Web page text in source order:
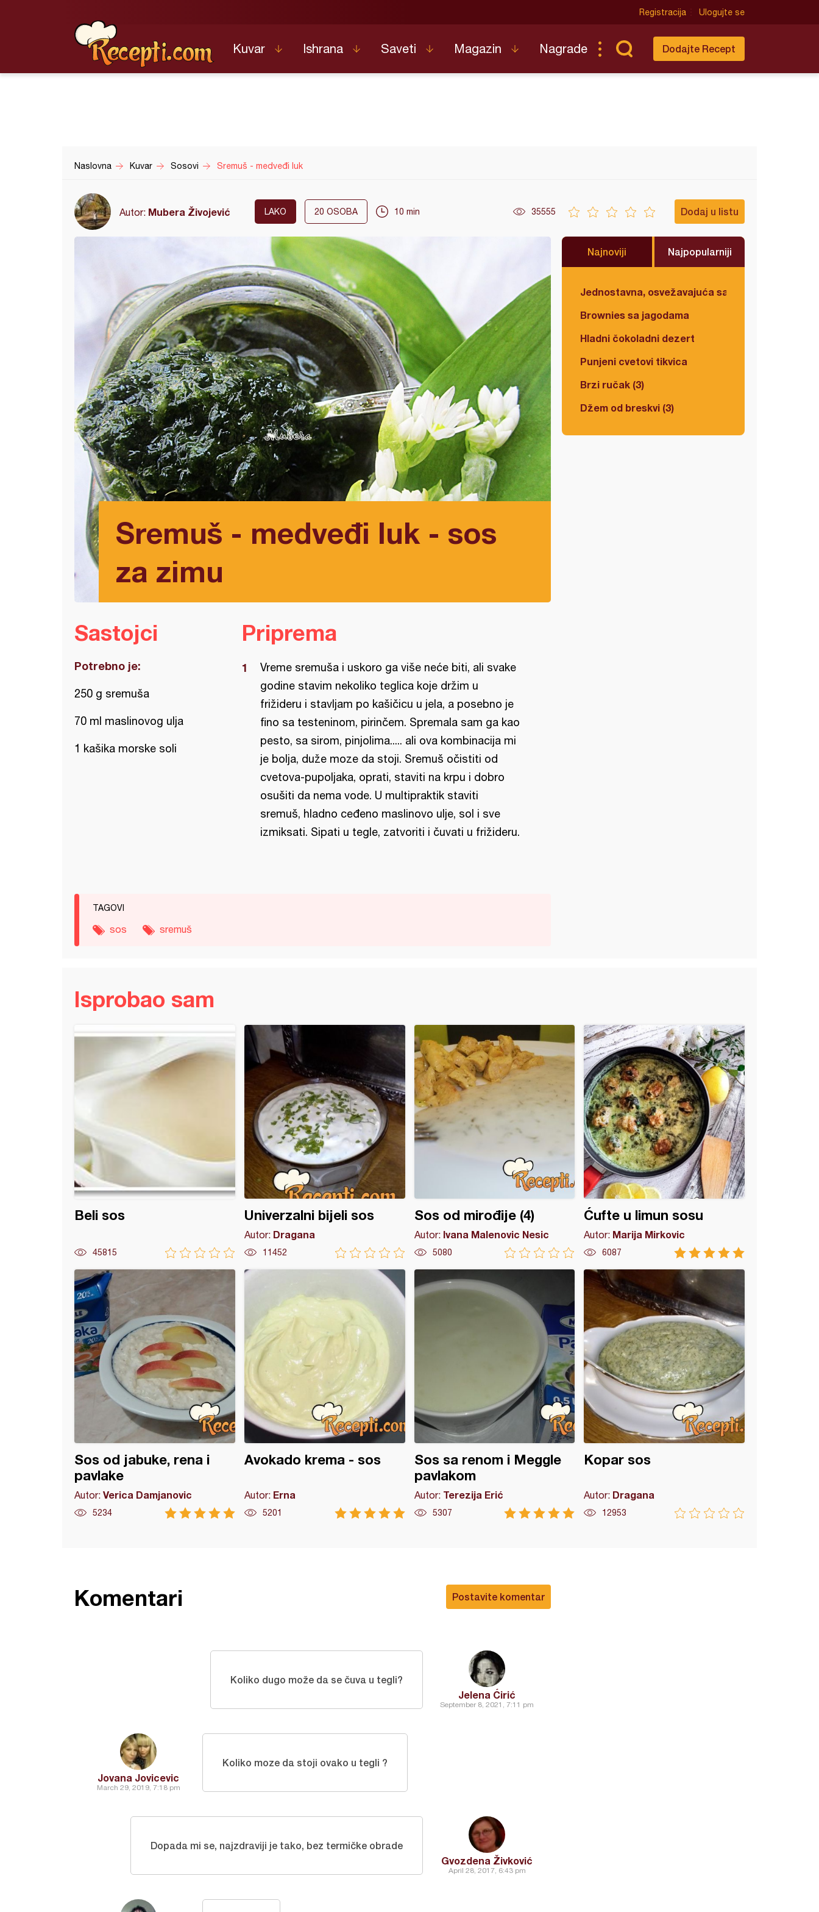
Registracija Ulogujte se
Kuvar Ishrana Saveti Magazin Nagrade Dodajte Recept
Naslovna Kuvar Sosovi Sremuš - medveđi luk
Autor: Mubera Živojević LAKO 20 OSOBA 10 min 35555 Dodaj u listu
Sremuš - medveđi luk - sos
za zimu
Najnoviji Najpopularniji
Jednostavna, osvežavajuća salata
Brownies sa jagodama
Hladni čokoladni dezert
Punjeni cvetovi tikvica
Brzi ručak (3)
Džem od breskvi (3)
Sastojci
Potrebno je:
250 g sremuša
70 ml maslinovog ulja
1 kašika morske soli
Priprema
Vreme sremuša i uskoro ga više neće biti, ali svake
godine stavim nekoliko teglica koje držim u
frižideru i stavljam po kašičicu u jela, a posebno je
fino sa testeninom, pirinčem. Spremala sam ga kao
pesto, sa sirom, pinjolima..... ali ova kombinacija mi
je bolja, duže moze da stoji. Sremuš očistiti od
cvetova-pupoljaka, oprati, staviti na krpu i dobro
osušiti da nema vode. U multipraktik staviti
sremuš, hladno ceđeno maslinovo ulje, sol i sve
izmiksati. Sipati u tegle, zatvoriti i čuvati u frižideru.
TAGOVI
sos sremuš
Isprobao sam
Beli sos
45815
Univerzalni bijeli sos
Autor: Dragana
11452
Sos od mirođije (4)
Autor: Ivana Malenovic Nesic
5080
Ćufte u limun sosu
Autor: Marija Mirkovic
6087
Sos od jabuke, rena i
pavlake
Autor: Verica Damjanovic
5234
Avokado krema - sos
Autor: Erna
5201
Sos sa renom i Meggle
pavlakom
Autor: Terezija Erić
5307
Kopar sos
Autor: Dragana
12953
Postavite komentar
Komentari
Jelena Ćirić
September 8, 2021, 7:11 pm
Koliko dugo može da se čuva u tegli?
Jovana Jovicevic
March 29, 2019, 7:18 pm
Koliko moze da stoji ovako u tegli ?
Gvozdena Živković
April 28, 2017, 6:43 pm
Dopada mi se, najzdraviji je tako, bez termičke obrade